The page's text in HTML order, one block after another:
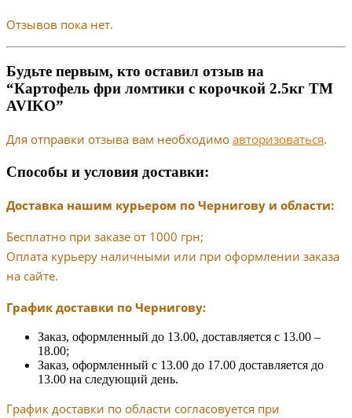
Отзывов пока нет.
Будьте первым, кто оставил отзыв на
“Картофель фри ломтики с корочкой 2.5кг ТМ
AVIKO”
Для отправки отзыва вам необходимо авторизоваться.
Способы и условия доставки:
Доставка нашим курьером по Чернигову и области:
Бесплатно при заказе от 1000 грн;
Оплата курьеру наличными или при оформлении заказа
на сайте.
График доставки по Чернигову:
Заказ, оформленный до 13.00, доставляется с 13.00 –
18.00;
Заказ, оформленный с 13.00 до 17.00 доставляется до
13.00 на следующий день.
График доставки по области согласовуется при